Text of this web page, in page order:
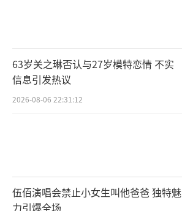
63岁关之琳否认与27岁模特恋情 不实
信息引发热议
2026-08-06 22:31:12
伍佰演唱会禁止小女生叫他爸爸 独特魅
力引爆全场